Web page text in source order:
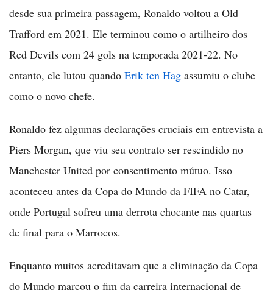
desde sua primeira passagem, Ronaldo voltou a Old
Trafford em 2021. Ele terminou como o artilheiro dos
Red Devils com 24 gols na temporada 2021-22. No
entanto, ele lutou quando Erik ten Hag assumiu o clube
como o novo chefe.
Ronaldo fez algumas declarações cruciais em entrevista a
Piers Morgan, que viu seu contrato ser rescindido no
Manchester United por consentimento mútuo. Isso
aconteceu antes da Copa do Mundo da FIFA no Catar,
onde Portugal sofreu uma derrota chocante nas quartas
de final para o Marrocos.
Enquanto muitos acreditavam que a eliminação da Copa
do Mundo marcou o fim da carreira internacional de